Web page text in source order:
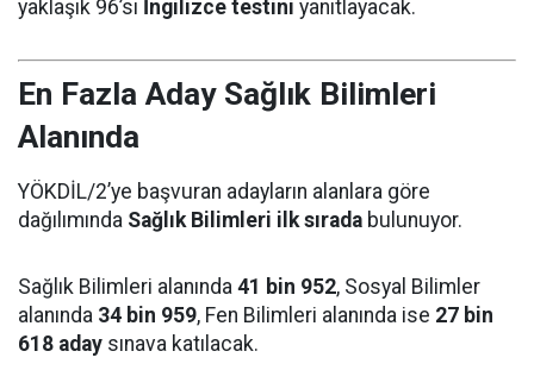
yaklaşık 96’sı İngilizce testini yanıtlayacak.
En Fazla Aday Sağlık Bilimleri
Alanında
YÖKDİL/2’ye başvuran adayların alanlara göre
dağılımında Sağlık Bilimleri ilk sırada bulunuyor.
Sağlık Bilimleri alanında 41 bin 952, Sosyal Bilimler
alanında 34 bin 959, Fen Bilimleri alanında ise 27 bin
618 aday sınava katılacak.